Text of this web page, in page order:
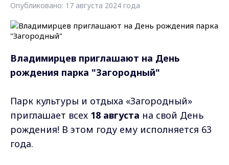
Опубликовано: 17 августа 2024 года
Владимирцев приглашают на День
рождения парка "Загородный"
Парк культуры и отдыха «Загородный»
приглашает всех 18 августа на свой День
рождения! В этом году ему исполняется 63
года.